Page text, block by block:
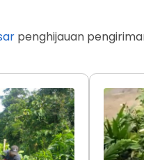
penghijauan